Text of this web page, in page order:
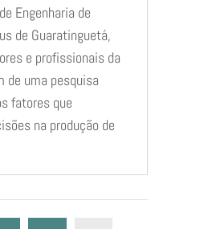
Engenharia de
de Guaratinguetá,
e profissionais da
de uma pesquisa
fatores que
na produção de